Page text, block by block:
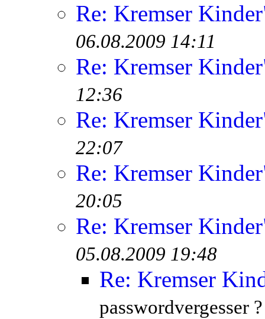
Re: Kremser
06.08.2009 14:11
Re: Kremser
12:36
Re: Kremser
22:07
Re: Kremser
20:05
Re: Kremser
05.08.2009 19:48
Re: Kremser
passwordvergesser